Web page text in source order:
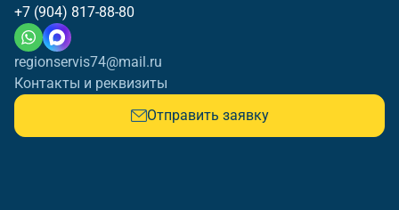
+7 (904) 817-88-80
regionservis74@mail.ru
Контакты и реквизиты
Отправить заявку